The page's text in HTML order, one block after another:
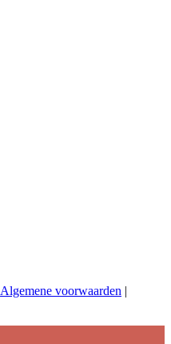
Algemene voorwaarden |